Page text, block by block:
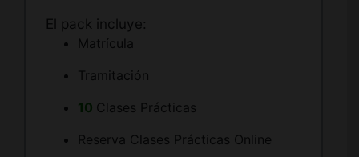
El pack incluye:
Matrícula
Tramitación
10 Clases Prácticas
Reserva Clases Prácticas Online